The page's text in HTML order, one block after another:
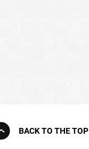
BACK TO THE TOP